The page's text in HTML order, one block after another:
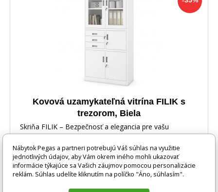
Kovová uzamykateľná vitrína FILIK s
trezorom, Biela
Skriňa FILIK – Bezpečnosť a elegancia pre vašu
Nábytok Pegas a partneri potrebujú Váš súhlas na využitie
jednotlivých údajov, aby Vám okrem iného mohli ukazovať
informácie týkajúce sa Vašich záujmov pomocou personalizácie
reklám. Súhlas udelíte kliknutím na políčko "Áno, súhlasím".